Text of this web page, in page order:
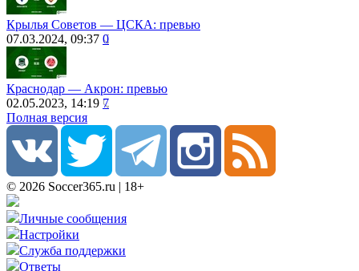
Крылья Советов ― ЦСКА: превью
07.03.2024, 09:37 0
Краснодар ― Акрон: превью
02.05.2023, 14:19 7
Полная версия
© 2026 Soccer365.ru | 18+
Личные сообщения
Настройки
Служба поддержки
Ответы